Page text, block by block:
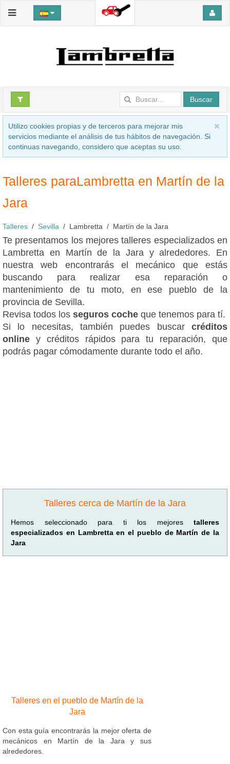
Buscar
Utilizo cookies propias y de terceros para mejorar mis
servicios mediante el análisis de tus hábitos de navegación. Si
continuas navegando, considero que aceptas su uso.
Talleres paraLambretta en Martín de la
Jara
Talleres Sevilla Lambretta Martín de la Jara
Te presentamos los mejores talleres especializados en
Lambretta en Martín de la Jara y alrededores. En
nuestra web encontrarás el mecánico que estás
buscando para realizar esa reparación o
mantenimiento de tu moto, en ese pueblo de la
provincia de Sevilla.
Revisa todos los seguros coche que tenemos para tí.
Si lo necesitas, también puedes buscar créditos
online y créditos rápidos para tu reparación, que
podrás pagar cómodamente durante todo el año.
Talleres cerca de Martín de la Jara
Hemos seleccionado para ti los mejores talleres
especializados en Lambretta en el pueblo de Martín de la
Jara
Talleres en el pueblo de Martín de la
Jara
Con esta guía encontrarás la mejor oferta de
mecánicos en Martín de la Jara y sus
alrededores.